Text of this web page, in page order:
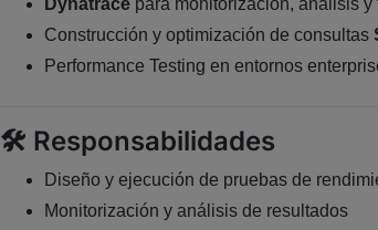
Dynatracepara monitorización, análisis y
Construcción y optimización de consultas
Performance Testing en entornos
🛠️ Responsabilidades
Diseño y ejecución de pruebas de
Monitorización y análisis de resultados